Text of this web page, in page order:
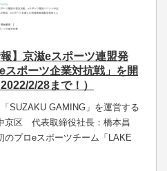
】京滋eスポーツ連盟発
スポーツ企業対抗戦」を開
2/28まで！）
SUZAKU GAMING」を運営する
京区 代表取締役社長：橋本昌
のプロeスポーツチーム「LAKE